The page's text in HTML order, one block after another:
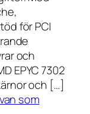
för PCI
och
EPYC 7302
och […]
som